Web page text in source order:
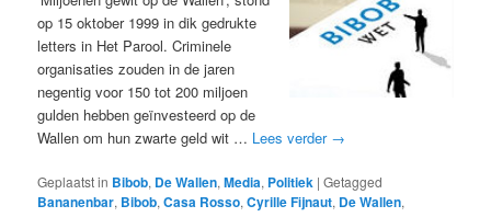
op 15 oktober 1999 in dik gedrukte
letters in Het Parool. Criminele
organisaties zouden in de jaren
negentig voor 150 tot 200 miljoen
gulden hebben geïnvesteerd op de
Wallen om hun zwarte geld wit … Lees verder →
Geplaatst in Bibob, De Wallen,Media, Politiek |Getagged
Bananenbar, Bibob,Casa Rosso,Cyrille Fijnaut, De Wallen,